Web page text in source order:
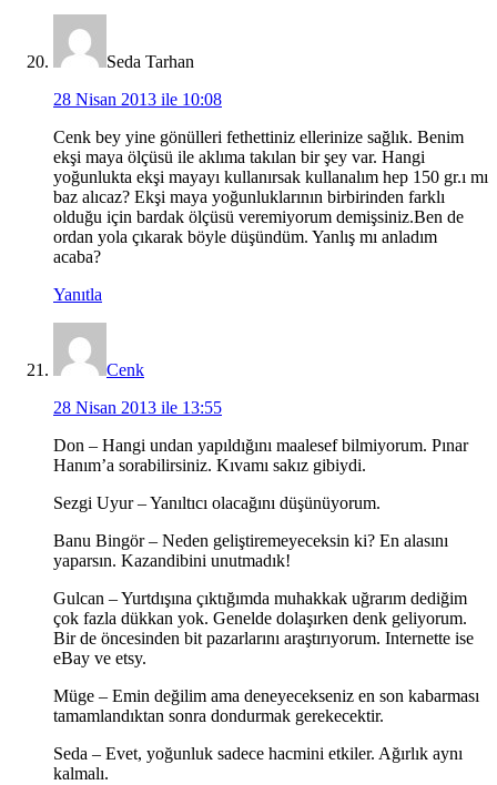
Seda Tarhan
28 Nisan 2013 ile 10:08
Cenk bey yine gönülleri fethettiniz ellerinize sağlık. Benim
ekşi maya ölçüsü ile aklıma takılan bir şey var. Hangi
yoğunlukta ekşi mayayı kullanırsak kullanalım hep 150 gr.ı mı
baz alıcaz? Ekşi maya yoğunluklarının birbirinden farklı
olduğu için bardak ölçüsü veremiyorum demişsiniz.Ben de
ordan yola çıkarak böyle düşündüm. Yanlış mı anladım
acaba?
Yanıtla
Cenk
28 Nisan 2013 ile 13:55
Don – Hangi undan yapıldığını maalesef bilmiyorum. Pınar
Hanım’a sorabilirsiniz. Kıvamı sakız gibiydi.
Sezgi Uyur – Yanıltıcı olacağını düşünüyorum.
Banu Bingör – Neden geliştiremeyeceksin ki? En alasını
yaparsın. Kazandibini unutmadık!
Gulcan – Yurtdışına çıktığımda muhakkak uğrarım dediğim
çok fazla dükkan yok. Genelde dolaşırken denk geliyorum.
Bir de öncesinden bit pazarlarını araştırıyorum. Internette ise
eBay ve etsy.
Müge – Emin değilim ama deneyecekseniz en son kabarması
tamamlandıktan sonra dondurmak gerekecektir.
Seda – Evet, yoğunluk sadece hacmini etkiler. Ağırlık aynı
kalmalı.